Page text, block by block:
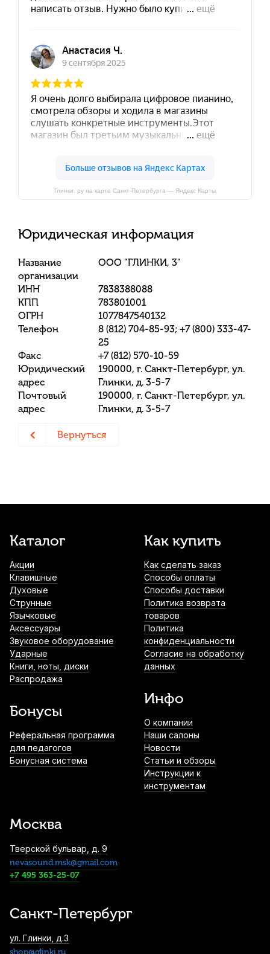
Глинки. ру на карте Санкт‑Петербурга — Яндекс Карты
Юридическая информация
Название
организации
ООО "ГЛИНКИ, 3"
ИНН
7838388088
КПП
783801001
ОГРН
1077847540132
Телефон
8 (812) 704-85-93; +7 (800) 333-47-
25
Факс
+7 (812) 570-10-59
Юридический
адрес
190000, г. Санкт-Петербург, ул.
Глинки, д. 3-5-7
Почтовый
адрес
190000, г. Санкт-Петербург, ул.
Глинки, д. 3-5-7
Вернуться
Каталог
Акции
Клавишные
Духовые
Струнные
Язычковые
Аксессуары
Звуковое оборудование
Ударные
Книги, ноты, диски
Распродажа
Бонусы
Реферальная программа
для педагогов
Бонусная система
Как купить
Как сделать заказ
Способы оплаты
Способы доставки
Политика возврата
товаров
Политика
конфиденциальности
Согласие на обработку
данных
Инфо
О компании
Наши салоны
Новости
Статьи и обзоры
Инструкции к
инструментам
Москва
Тверской бульвар, д. 9
nevasound.msk@gmail.com
+7 495 363-25-07
Санкт-Петербург
ул. Глинки, д.3
shop@glinki.ru